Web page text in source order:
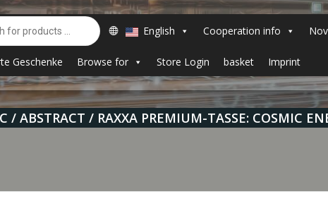
English Cooperation info
Geschenke Browse for Store Login basket Imprint
ABSTRACT RAXXA PREMIUM-TASSE: COSMIC